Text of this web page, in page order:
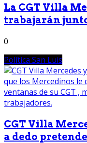
La CGT Villa
trabajarán
0
Política San Luis
CGT Villa
a dedo